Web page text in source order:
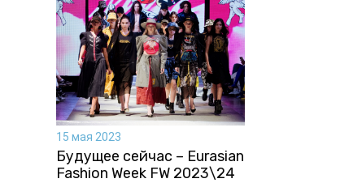
15 мая 2023
Будущее сейчас – Eurasian
Fashion Week FW 2023\24